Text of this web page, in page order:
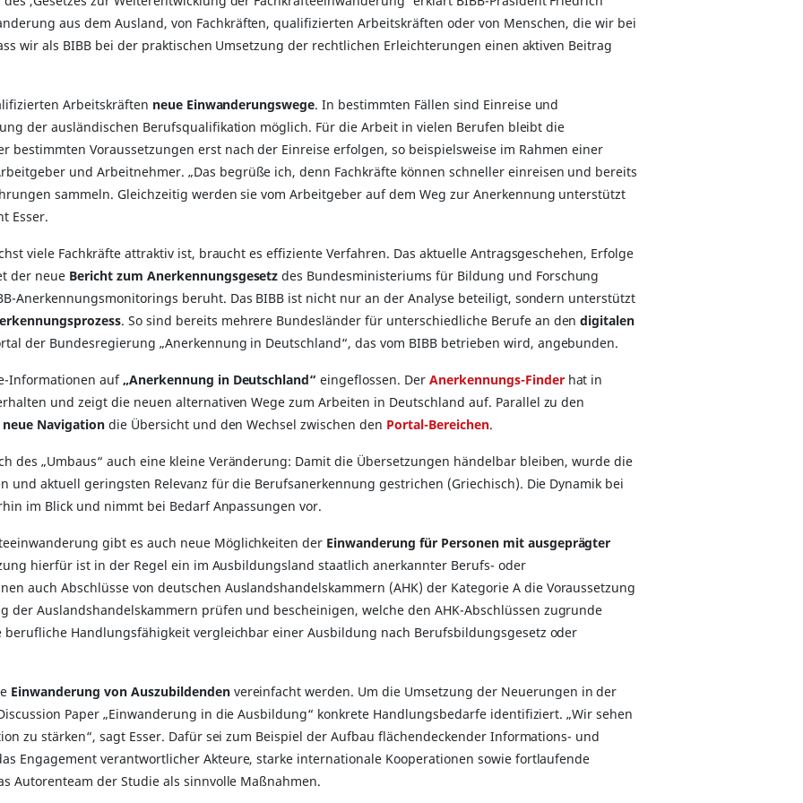
aus dem Ausland, von Fachkräften, qualifizierten Arbeitskräften oder von Menschen, die wir bei
wir als BIBB bei der praktischen Umsetzung der rechtlichen Erleichterungen einen aktiven Beitrag
Arbeitskräften neue Einwanderungswege. In bestimmten Fällen sind Einreise und
der ausländischen Berufsqualifikation möglich. Für die Arbeit in vielen Berufen bleibt die
bestimmten Voraussetzungen erst nach der Einreise erfolgen, so beispielsweise im Rahmen einer
und Arbeitnehmer. „Das begrüße ich, denn Fachkräfte können schneller einreisen und bereits
sammeln. Gleichzeitig werden sie vom Arbeitgeber auf dem Weg zur Anerkennung unterstützt
Esser.
viele Fachkräfte attraktiv ist, braucht es effiziente Verfahren. Das aktuelle Antragsgeschehen, Erfolge
der neue Bericht zum Anerkennungsgesetz des Bundesministeriums für Bildung und Forschung
Anerkennungsmonitorings beruht. Das BIBB ist nicht nur an der Analyse beteiligt, sondern unterstützt
. So sind bereits mehrere Bundesländer für unterschiedliche Berufe an dendigitalen
der Bundesregierung „Anerkennung in Deutschland“, das vom BIBB betrieben wird, angebunden.
Informationen auf„Anerkennung in Deutschland“ eingeflossen. Der Anerkennungs-Finderhat in
und zeigt die neuen alternativen Wege zum Arbeiten in Deutschland auf. Parallel zu den
neue Navigationdie Übersicht und den Wechsel zwischen den Portal-Bereichen.
des „Umbaus“ auch eine kleine Veränderung: Damit die Übersetzungen händelbar bleiben, wurde die
und aktuell geringsten Relevanz für die Berufsanerkennung gestrichen (Griechisch). Die Dynamik bei
im Blick und nimmt bei Bedarf Anpassungen vor.
gibt es auch neue Möglichkeiten der Einwanderung für Personen mit ausgeprägter
hierfür ist in der Regel ein im Ausbildungsland staatlich anerkannter Berufs- oder
auch Abschlüsse von deutschen Auslandshandelskammern (AHK) der Kategorie A die Voraussetzung
der Auslandshandelskammern prüfen und bescheinigen, welche den AHK-Abschlüssen zugrunde
Handlungsfähigkeit vergleichbar einer Ausbildung nach Berufsbildungsgesetz oder
Einwanderung von Auszubildendenvereinfacht werden. Um die Umsetzung der Neuerungen in der
Paper „Einwanderung in die Ausbildung“ konkrete Handlungsbedarfe identifiziert. „Wir sehen
zu stärken“, sagt Esser. Dafür sei zum Beispiel der Aufbau flächendeckender Informations- und
Engagement verantwortlicher Akteure, starke internationale Kooperationen sowie fortlaufende
Autorenteam der Studie als sinnvolle Maßnahmen.